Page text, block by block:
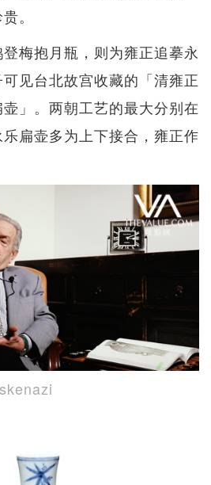
。
梅抱月瓶，则为雍正追摹永
见台北故宫收藏的「清雍正
」。两朝工艺的最大分别在
扁壶多为上下接合，雍正作